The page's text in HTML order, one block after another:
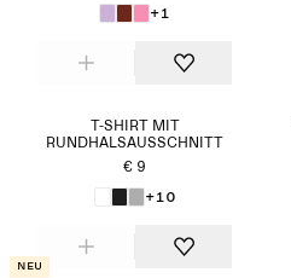
+1
T-SHIRT MIT
RUNDHALSAUSSCHNITT
€ 9
+10
Neu